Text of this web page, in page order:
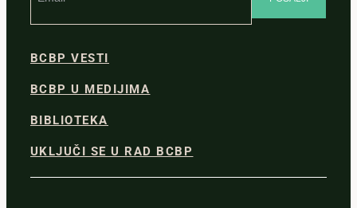
BCBP VESTI
BCBP U MEDIJIMA
BIBLIOTEKA
UKLJUČI SE U RAD BCBP